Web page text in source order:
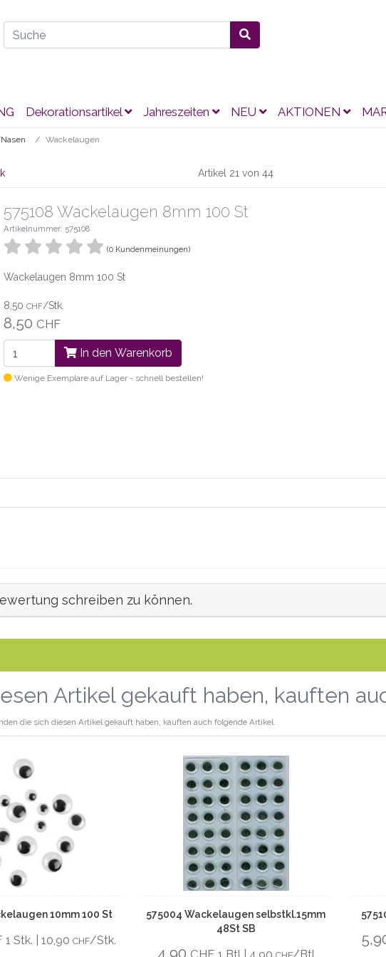
Dekorationsartikel Jahreszeiten NEU AKTIONEN
Wackelaugen
Artikel 21 von 44
575108 Wackelaugen 8mm 100 St
Artikelnummer: 575108
(0 Kundenmeinungen)
Wackelaugen 8mm 100 St
8,50 CHF/Stk.
8,50 CHF
In den Warenkorb
Wenige Exemplare auf Lager - schnell bestellen!
schreiben zu können.
Artikel gekauft haben, kauften
die sich diesen Artikel gekauft haben, kauften auch folgende Artikel.
10mm 100 St
1 Stk. | 10,90CHF/Stk.
575004 Wackelaugen selbstkl.15mm
48St SB
4,90